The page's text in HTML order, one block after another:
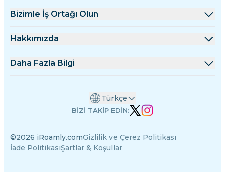
Amerika Birleşik Devletleri
Fransa
Hindistan
Bizimle İş Ortağı Olun
Toptan Satış Platformu
Hakkımızda
iRoamly Hakkında
Daha Fazla Bilgi
Yazarlar Ekibi
©2026 iRoamly.comGizlilik ve Çerez Politikası
İade PolitikasıŞartlar & Koşullar
Türkçe
BİZİ TAKİP EDİN: